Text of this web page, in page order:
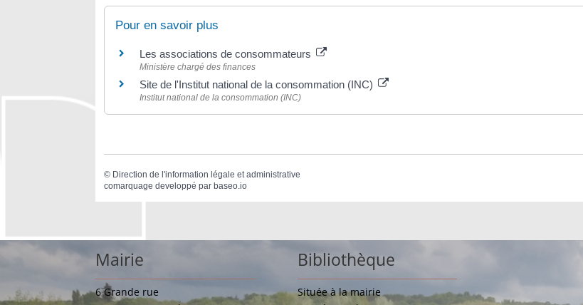
Pour en savoir plus
Les associations de consommateurs
Ministère chargé des finances
Site de l'Institut national de la consommation (INC)
Institut national de la consommation (INC)
© Direction de l'information légale et administrative
comarquage developpé parbaseo.io
Mairie
6 Grande rue
Bibliothèque
Située à la mairie